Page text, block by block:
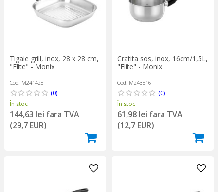
Tigaie grill, inox, 28 x 28 cm,
"Elite" - Monix
Cod: M241428
(0)
În stoc
144,63 lei fara TVA
(29,7 EUR)
Cratita sos, inox, 16cm/1,5L,
"Elite" - Monix
Cod: M243816
(0)
În stoc
61,98 lei fara TVA
(12,7 EUR)